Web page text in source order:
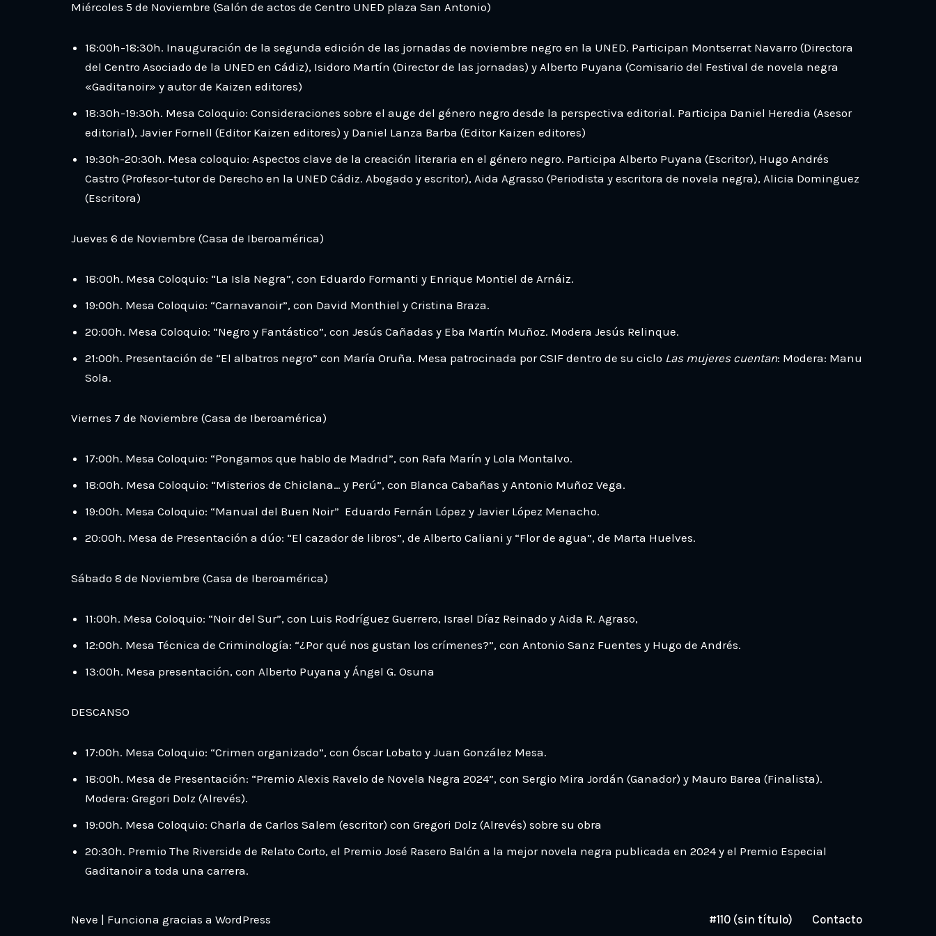
Miércoles 5 de Noviembre (Salón de actos de Centro UNED plaza San Antonio)
18:00h-18:30h. Inauguración de la segunda edición de las jornadas de noviembre negro en la UNED. Participan Montserrat Navarro (Directora
del Centro Asociado de la UNED en Cádiz), Isidoro Martín (Director de las jornadas) y Alberto Puyana (Comisario del Festival de novela negra
«Gaditanoir» y autor de Kaizen editores)
18:30h-19:30h. Mesa Coloquio: Consideraciones sobre el auge del género negro desde la perspectiva editorial. Participa Daniel Heredia (Asesor
editorial), Javier Fornell (Editor Kaizen editores) y Daniel Lanza Barba (Editor Kaizen editores)
19:30h-20:30h. Mesa coloquio: Aspectos clave de la creación literaria en el género negro. Participa Alberto Puyana (Escritor), Hugo Andrés
Castro (Profesor-tutor de Derecho en la UNED Cádiz. Abogado y escritor), Aida Agrasso (Periodista y escritora de novela negra), Alicia Dominguez
(Escritora)
Jueves 6 de Noviembre (Casa de Iberoamérica)
18:00h. Mesa Coloquio: “La Isla Negra”, con Eduardo Formanti y Enrique Montiel de Arnáiz.
19:00h. Mesa Coloquio: “Carnavanoir”, con David Monthiel y Cristina Braza.
20:00h. Mesa Coloquio: “Negro y Fantástico”, con Jesús Cañadas y Eba Martín Muñoz. Modera Jesús Relinque.
21:00h. Presentación de “El albatros negro” con María Oruña. Mesa patrocinada por CSIF dentro de su ciclo Las mujeres cuentan: Modera: Manu
Sola.
Viernes 7 de Noviembre (Casa de Iberoamérica)
17:00h. Mesa Coloquio: “Pongamos que hablo de Madrid”, con Rafa Marín y Lola Montalvo.
18:00h. Mesa Coloquio: “Misterios de Chiclana… y Perú”, con Blanca Cabañas y Antonio Muñoz Vega.
19:00h. Mesa Coloquio: “Manual del Buen Noir” Eduardo Fernán López y Javier López Menacho.
20:00h. Mesa de Presentación a dúo: “El cazador de libros”, de Alberto Caliani y “Flor de agua”, de Marta Huelves.
Sábado 8 de Noviembre (Casa de Iberoamérica)
11:00h. Mesa Coloquio: “Noir del Sur”, con Luis Rodríguez Guerrero, Israel Díaz Reinado y Aida R. Agraso,
12:00h. Mesa Técnica de Criminología: “¿Por qué nos gustan los crímenes?”, con Antonio Sanz Fuentes y Hugo de Andrés.
13:00h. Mesa presentación, con Alberto Puyana y Ángel G. Osuna
DESCANSO
17:00h. Mesa Coloquio: “Crimen organizado”, con Óscar Lobato y Juan González Mesa.
18:00h. Mesa de Presentación: “Premio Alexis Ravelo de Novela Negra 2024”, con Sergio Mira Jordán (Ganador) y Mauro Barea (Finalista).
Modera: Gregori Dolz (Alrevés).
19:00h. Mesa Coloquio: Charla de Carlos Salem (escritor) con Gregori Dolz (Alrevés) sobre su obra
20:30h. Premio The Riverside de Relato Corto, el Premio José Rasero Balón a la mejor novela negra publicada en 2024 y el Premio Especial
Gaditanoir a toda una carrera.
Neve | Funciona gracias a WordPress #110 (sin título) Contacto